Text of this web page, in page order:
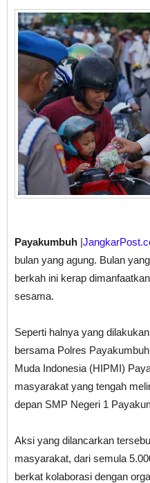
Payakumbuh |
bulan yang agung. Bulan
berkah ini kerap
sesama.
Seperti halnya yang
bersama Polres
Muda Indonesia (HIPMI)
masyarakat yang tengah
depan SMP Negeri 1
Aksi yang dilancarkan
masyarakat, dari semula
berkat kolaborasi dengan